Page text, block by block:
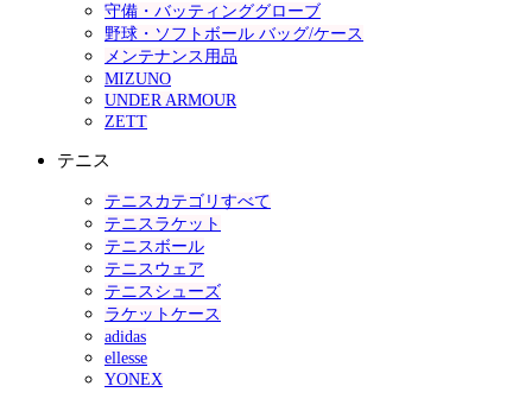
守備・バッティンググローブ
野球・ソフトボール バッグ/ケース
メンテナンス用品
MIZUNO
UNDER ARMOUR
ZETT
テニス
テニスカテゴリすべて
テニスラケット
テニスボール
テニスウェア
テニスシューズ
ラケットケース
adidas
ellesse
YONEX